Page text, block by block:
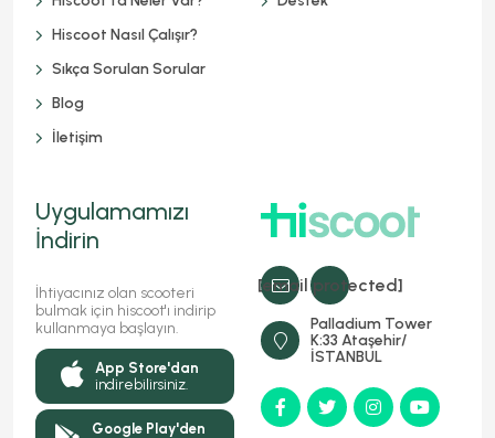
[email protected]
Palladium Tower
K:33 Ataşehir/
İSTANBUL
Hiscoot Nasıl Çalışır?
Sıkça Sorulan Sorular
Blog
İletişim
Uygulamamızı
İndirin
İhtiyacınız olan scooteri
bulmak için hiscoot'ı indirip
kullanmaya başlayın.
App Store'dan
indirebilirsiniz.
Google Play'den